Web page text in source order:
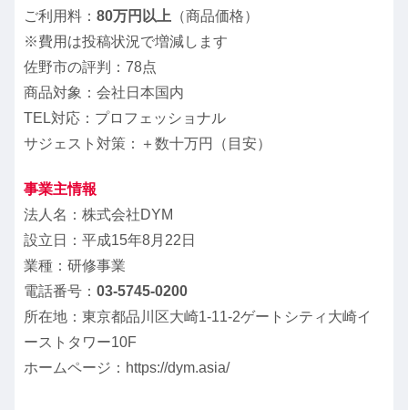
ご利用料： 80万円以上 （商品価格）
※費用は投稿状況で増減します
佐野市の評判：78点
商品対象：会社日本国内
TEL対応：プロフェッショナル
サジェスト対策：＋数十万円（目安）
事業主情報
法人名：株式会社DYM
設立日：平成15年8月22日
業種：研修事業
電話番号： 03-5745-0200
所在地：東京都品川区大崎1-11-2ゲートシティ大崎イ
ーストタワー10F
ホームページ：https://dym.asia/